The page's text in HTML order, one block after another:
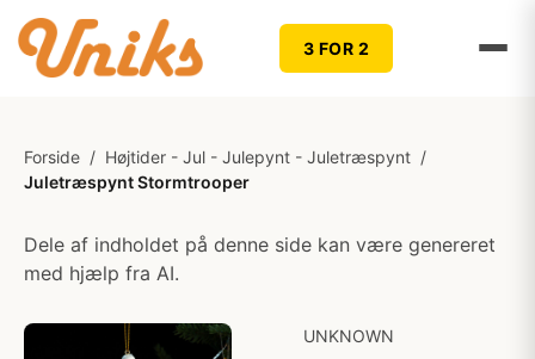
3 FOR 2
Forside / Højtider - Jul - Julepynt - Juletræspynt /
Juletræspynt Stormtrooper
Dele af indholdet på denne side kan være genereret
med hjælp fra AI.
UNKNOWN